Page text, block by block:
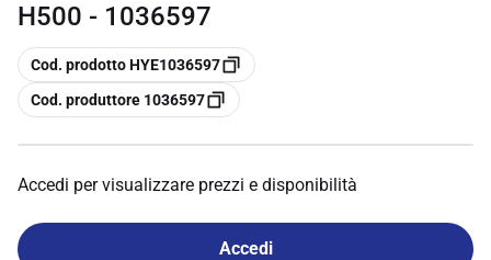
H500 - 1036597
copia
Cod. prodotto HYE1036597
copia
Cod. produttore 1036597
Accedi per visualizzare prezzi e disponibilità
Accedi